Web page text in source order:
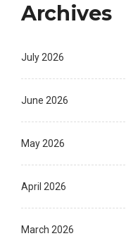
Archives
July 2026
June 2026
May 2026
April 2026
March 2026